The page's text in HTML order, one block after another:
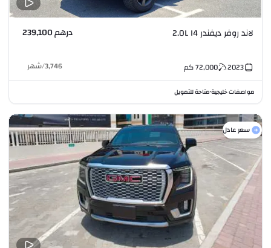
لاند روفر ديفندر 2.0L I4 درهم 239,100
2023
72,000كم 3,746
/شهر
مواصفات خليجية•متاحة للتمويل
سعر عادل